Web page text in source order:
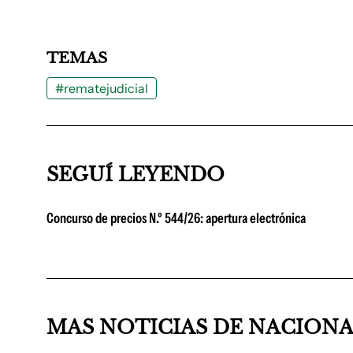
TEMAS
#rematejudicial
SEGUÍ LEYENDO
Concurso de precios N.º 544/26: apertura electrónica
MAS NOTICIAS DE